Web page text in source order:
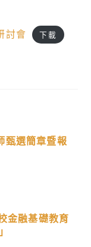
討會 下載
甄選簡章暨報
金融基礎教育